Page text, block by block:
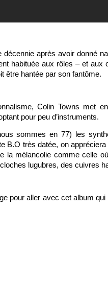
décennie après avoir donné
habituée aux rôles – et
être hantée par son fantôme.
Colin Towns met
pour peu d’instruments.
sommes en 77) les
B.O très datée, on
la mélancolie comme celle
lugubres, des cuivres
pour aller avec cet album